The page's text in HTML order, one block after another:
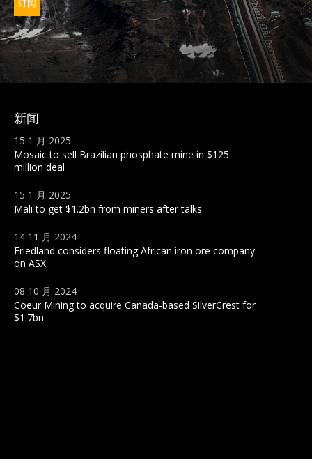
新闻
15 1 月 2025
Mosaic to sell Brazilian phosphate mine in $125
million deal
15 1 月 2025
Mali to get $1.2bn from miners after talks
14 11 月 2024
Friedland considers floating African iron ore company
on ASX
08 10 月 2024
Coeur Mining to acquire Canada-based SilverCrest for
$1.7bn